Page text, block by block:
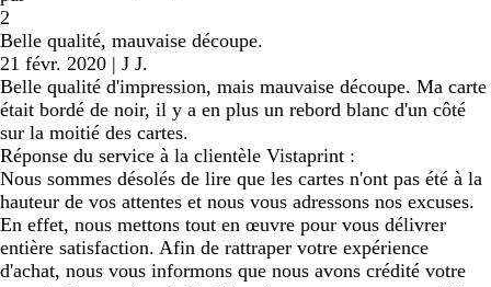
2
Belle qualité, mauvaise découpe.
21 févr. 2020 | J J.
Belle qualité d'impression, mais mauvaise découpe. Ma carte
était bordé de noir, il y a en plus un rebord blanc d'un côté
sur la moitié des cartes.
Réponse du service à la clientèle Vistaprint :
Nous sommes désolés de lire que les cartes n'ont pas été à la
hauteur de vos attentes et nous vous adressons nos excuses.
En effet, nous mettons tout en œuvre pour vous délivrer
entière satisfaction. Afin de rattraper votre expérience
d'achat, nous vous informons que nous avons crédité votre